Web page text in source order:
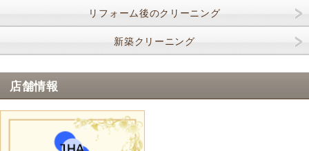
リフォーム後のクリーニング
新築クリーニング
店舗情報